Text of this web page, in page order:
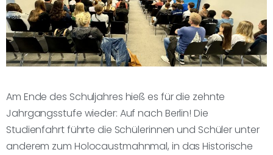
Am Ende des Schuljahres hieß es für die zehnte
Jahrgangsstufe wieder: Auf nach Berlin! Die
Studienfahrt führte die Schülerinnen und Schüler unter
anderem zum Holocaustmahnmal, in das Historische